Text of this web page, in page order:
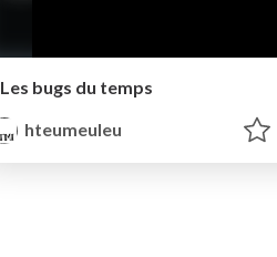
Les bugs du temps
hteumeuleu